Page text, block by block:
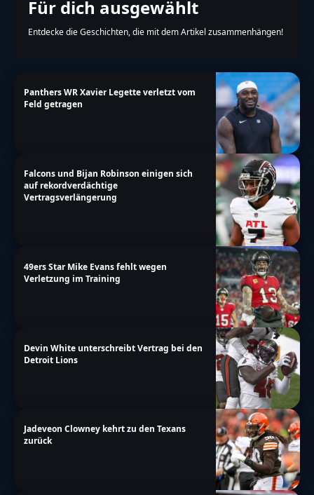
Für dich ausgewählt
Entdecke die Geschichten, die mit dem Artikel zusammenhängen!
Panthers WR Xavier Legette verletzt vom
Feld getragen
Falcons und Bijan Robinson einigen sich
auf rekordverdächtige
Vertragsverlängerung
49ers Star Mike Evans fehlt wegen
Verletzung im Training
Devin White unterschreibt Vertrag bei den
Detroit Lions
Jadeveon Clowney kehrt zu den Texans
zurück